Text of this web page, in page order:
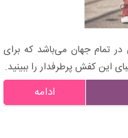
تمام جهان می‌باشد که برای
کفش پرطرفدار را ببینید.
ادامه